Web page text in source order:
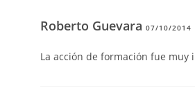
Roberto Guevara07/10/2014
La acción de formación fue muy